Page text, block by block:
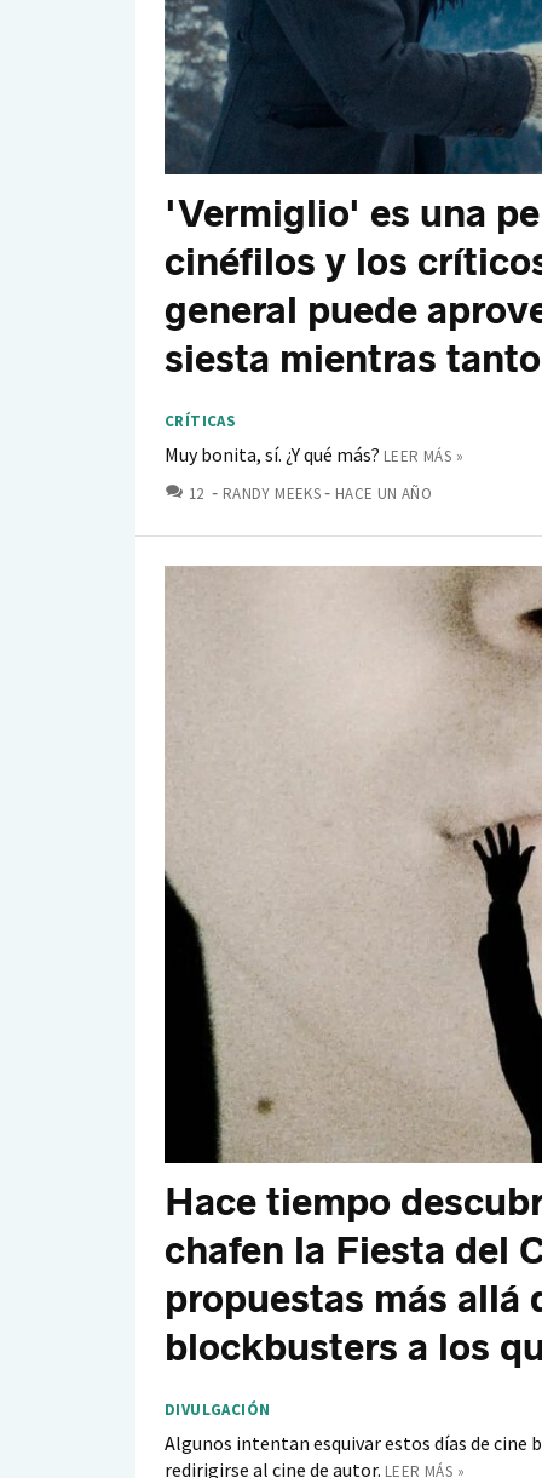
'Vermiglio' es una
cinéfilos y los
general puede
siesta mientras tanto
CRÍTICAS
Muy bonita, sí. ¿Y qué más? LEER MÁS »
12 COMENTARIOS
RANDY MEEKS HACE UN AÑO
Hace tiempo
chafen la Fiesta del
propuestas más allá
blockbusters a los
DIVULGACIÓN
Algunos intentan esquivar estos días de cine
redirigirse al cine de autor. LEER MÁS »